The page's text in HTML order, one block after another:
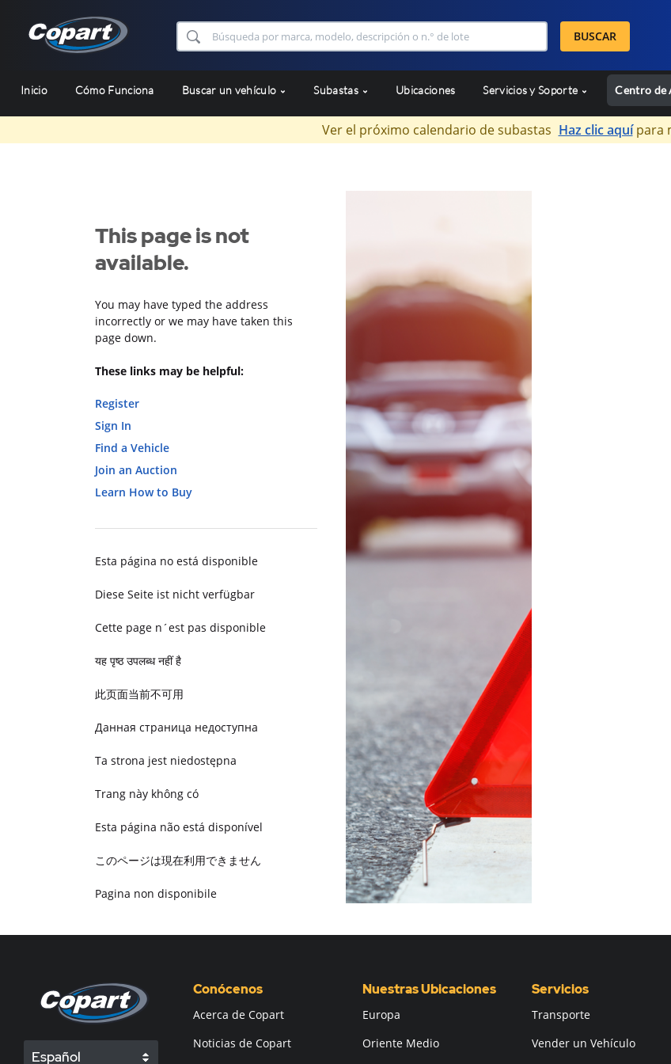
BUSCAR
Inicio Cómo Funciona Buscar un vehículo Subastas Ubicaciones Servicios y Soporte Centro de
Ver el próximo calendario de subastas Haz clic aquípara
This page is not
available.
You may have typed the address
incorrectly or we may have taken this
page down.
These links may be helpful:
Register
Sign In
Find a Vehicle
Join an Auction
Learn How to Buy
Esta página no está disponible
Diese Seite ist nicht verfügbar
Cette page n´est pas disponible
यह पृष्ठ उपलब्ध नहीं है
此页面当前不可用
Данная страница недоступна
Ta strona jest niedostępna
Trang này không có
Esta página não está disponível
このページは現在利用できません
Pagina non disponibile
Español
Conócenos
Acerca de Copart
Noticias de Copart
Nuestras Ubicaciones
Europa
Oriente Medio
Servicios
Transporte
Vender un Vehículo